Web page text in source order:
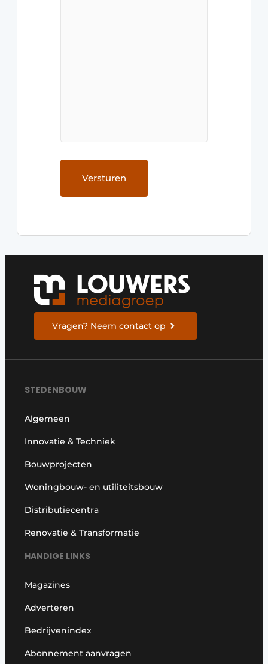
Vragen? Neem contact op
STEDENBOUW
Algemeen
Innovatie & Techniek
Bouwprojecten
Woningbouw- en utiliteitsbouw
Distributiecentra
Renovatie & Transformatie
HANDIGE LINKS
Magazines
Adverteren
Bedrijvenindex
Abonnement aanvragen